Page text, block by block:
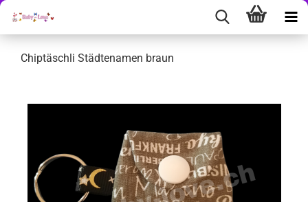
Chiptäschli Städtenamen braun